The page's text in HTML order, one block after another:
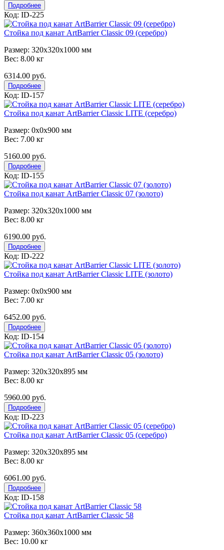
Подробнее
Код: ID-225
Стойка под канат ArtBarrier Classic 09 (серебро)
Размер: 320x320x1000 мм
Вес: 8.00 кг
6314.00 руб.
Подробнее
Код: ID-157
Стойка под канат ArtBarrier Classic LITE (серебро)
Размер: 0x0x900 мм
Вес: 7.00 кг
5160.00 руб.
Подробнее
Код: ID-155
Стойка под канат ArtBarrier Classic 07 (золото)
Размер: 320x320x1000 мм
Вес: 8.00 кг
6190.00 руб.
Подробнее
Код: ID-222
Стойка под канат ArtBarrier Classic LITE (золото)
Размер: 0x0x900 мм
Вес: 7.00 кг
6452.00 руб.
Подробнее
Код: ID-154
Стойка под канат ArtBarrier Classic 05 (золото)
Размер: 320x320x895 мм
Вес: 8.00 кг
5960.00 руб.
Подробнее
Код: ID-223
Стойка под канат ArtBarrier Classic 05 (серебро)
Размер: 320x320x895 мм
Вес: 8.00 кг
6061.00 руб.
Подробнее
Код: ID-158
Стойка под канат ArtBarrier Classic 58
Размер: 360x360x1000 мм
Вес: 10.00 кг